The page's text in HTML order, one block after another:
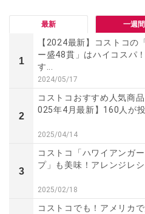
最新 一週間
1
【2024最新】コストコの
ー盛48貫」はハイコスパ
す...
2024/05/17
2
コストコおすすめ人気商
025年4月最新】160人が投
2025/04/14
3
コストコ「ハワイアンガ
プ」も美味！アレンジレ
2025/02/18
コストコでも！アメリカ